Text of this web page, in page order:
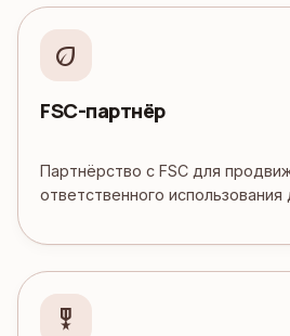
eco
FSC-партнёр
Партнёрство с FSC для
ответственного
military_tech